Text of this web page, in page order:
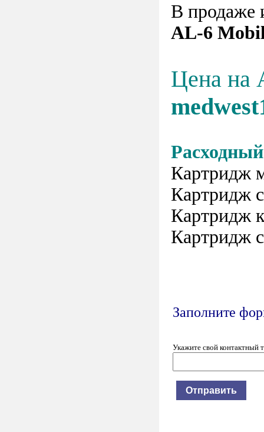
В продаже
AL-6
Цена на
Картридж
Картридж
Картридж
Картридж
Заполните
Укажите свой контактный